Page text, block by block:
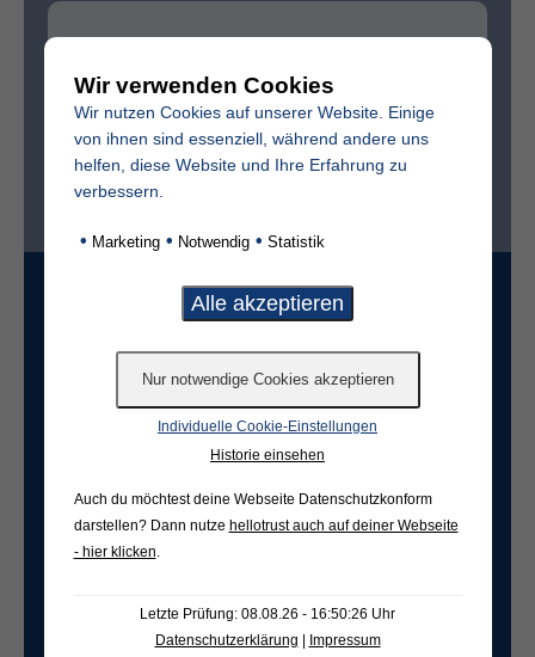
Ist der Friedhof im selben Ort?*
Freifeld für evtl. Anmerkungen
Wir verwenden Cookies
Wir nutzen Cookies auf unserer Website. Einige
von ihnen sind essenziell, während andere uns
helfen, diese Website und Ihre Erfahrung zu
verbessern.
• Marketing • Notwendig • Statistik
Individuelle Cookie-Einstellungen
Historie einsehen
Auch du möchtest deine Webseite Datenschutzkonform
darstellen? Dann nutze hellotrust auch auf deiner Webseite
- hier klicken.
Letzte Prüfung: 08.08.26 - 16:50:26 Uhr
Datenschutzerklärung
Impressum